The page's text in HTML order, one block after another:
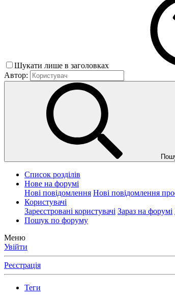
Шукати лише в заголовках
Автор:
Список розділів
Нове на форумі
Нові повідомлення Нові повідомлення
Користувачі
Зареєстровані користувачі Зараз на форумі
Пошук по форуму
Меню
Увійти
Реєстрація
Теги